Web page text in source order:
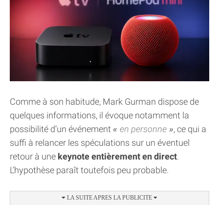
Comme à son habitude, Mark Gurman dispose de
quelques informations, il évoque notamment la
possibilité d’un événement
en personne
, ce qui a
suffi à relancer les spéculations sur un éventuel
retour à une keynote entièrement en direct.
L’hypothèse paraît toutefois peu probable.